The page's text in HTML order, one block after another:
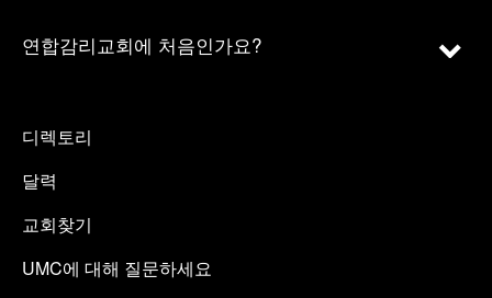
연합감리교회에 처음인가요?
디렉토리
달력
교회찾기
UMC에 대해 질문하세요